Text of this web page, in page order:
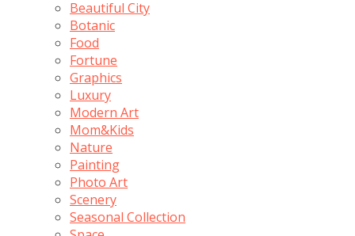
Beautiful City
Botanic
Food
Fortune
Graphics
Luxury
Modern Art
Mom&Kids
Nature
Painting
Photo Art
Scenery
Seasonal Collection